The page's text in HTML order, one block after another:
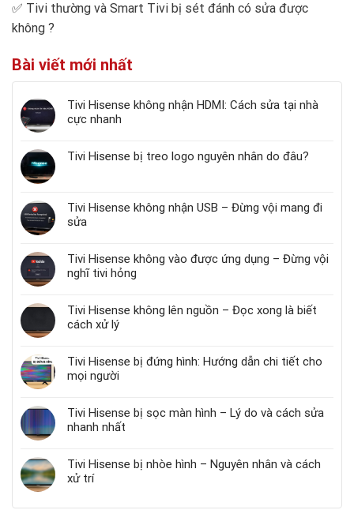
✅ Tivi thường và Smart Tivi bị sét đánh có sửa được
không ?
Bài viết mới nhất
Tivi Hisense không nhận HDMI: Cách sửa tại nhà
cực nhanh
Tivi Hisense bị treo logo nguyên nhân do đâu?
Tivi Hisense không nhận USB – Đừng vội mang đi
sửa
Tivi Hisense không vào được ứng dụng – Đừng vội
nghĩ tivi hỏng
Tivi Hisense không lên nguồn – Đọc xong là biết
cách xử lý
Tivi Hisense bị đứng hình: Hướng dẫn chi tiết cho
mọi người
Tivi Hisense bị sọc màn hình – Lý do và cách sửa
nhanh nhất
Tivi Hisense bị nhòe hình – Nguyên nhân và cách
xử trí